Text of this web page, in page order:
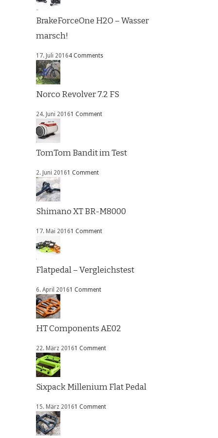
BrakeForceOne H2O – Wasser
marsch!
17. Juli 20164 Comments
Norco Revolver 7.2 FS
24. Juni 20161 Comment
TomTom Bandit im Test
2. Juni 20161 Comment
Shimano XT BR-M8000
17. Mai 20161 Comment
Flatpedal – Vergleichstest
6. April 20161 Comment
HT Components AE02
22. März 20161 Comment
Sixpack Millenium Flat Pedal
15. März 20161 Comment